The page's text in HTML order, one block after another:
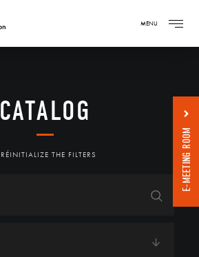
MENU
CATALOG
RÉINITIALIZE THE FILTERS E-MEETING ROOM